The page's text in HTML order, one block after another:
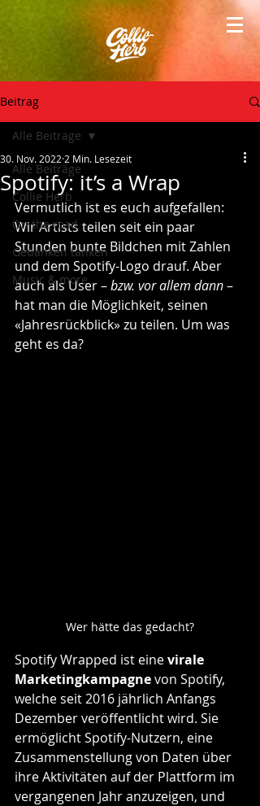
Beitrag
Alle Beiträge
Collie Herb
On the road
Gedanken tanken
Music & more
Alle Beiträge
Spotify: it’s a Wrap
30. Nov. 2022 2 Min. Lesezeit
Vermutlich ist es euch aufgefallen:
Wir Artists teilen seit ein paar
Stunden bunte Bildchen mit Zahlen
und dem Spotify-Logo drauf. Aber
auch als User – bzw. vor allem dann –
hat man die Möglichkeit, seinen
«Jahresrückblick» zu teilen. Um was
geht es da?
Wer hätte das gedacht?
Spotify Wrapped ist eine virale
Marketingkampagne von Spotify,
welche seit 2016 jährlich Anfangs
Dezember veröffentlicht wird. Sie
ermöglicht Spotify-Nutzern, eine
Zusammenstellung von Daten über
ihre Aktivitäten auf der Plattform im
vergangenen Jahr anzuzeigen, und